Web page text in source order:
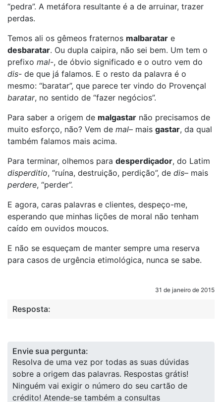
“pedra”. A metáfora resultante é a de arruinar, trazer
perdas.
Temos ali os gêmeos fraternos malbaratar e
desbaratar. Ou dupla caipira, não sei bem. Um tem o
prefixo mal-, de óbvio significado e o outro vem do
dis- de que já falamos. E o resto da palavra é o
mesmo: “baratar”, que parece ter vindo do Provençal
baratar, no sentido de “fazer negócios”.
Para saber a origem de malgastar não precisamos de
muito esforço, não? Vem de mal– mais gastar, da qual
também falamos mais acima.
Para terminar, olhemos para desperdiçador, do Latim
disperditio, “ruína, destruição, perdição”, de dis– mais
perdere, “perder”.
E agora, caras palavras e clientes, despeço-me,
esperando que minhas lições de moral não tenham
caído em ouvidos moucos.
E não se esqueçam de manter sempre uma reserva
para casos de urgência etimológica, nunca se sabe.
31 de janeiro de 2015
Resposta:
Envie sua pergunta:
Resolva de uma vez por todas as suas dúvidas
sobre a origem das palavras. Respostas grátis!
Ninguém vai exigir o número do seu cartão de
crédito! Atende-se também a consultas